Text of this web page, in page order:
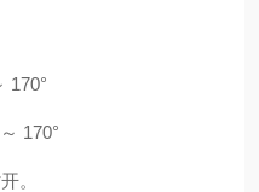
170°
170°
。